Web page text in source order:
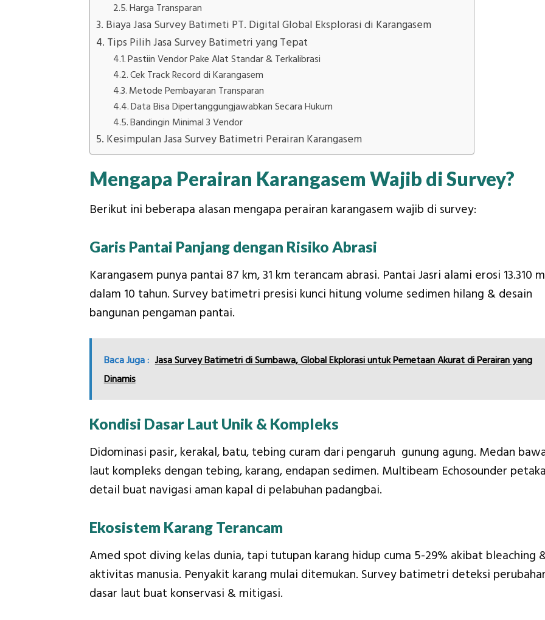
Harga Transparan
Biaya Jasa Survey Batimeti PT. Digital Global Eksplorasi di Karangasem
Tips Pilih Jasa Survey Batimetri yang Tepat
Pastiin Vendor Pake Alat Standar & Terkalibrasi
Cek Track Record di Karangasem
Metode Pembayaran Transparan
Data Bisa Dipertanggungjawabkan Secara Hukum
Bandingin Minimal 3 Vendor
Kesimpulan Jasa Survey Batimetri Perairan Karangasem
Mengapa Perairan Karangasem Wajib di Survey?
Berikut ini beberapa alasan mengapa perairan karangasem wajib di survey:
Garis Pantai Panjang dengan Risiko Abrasi
Karangasem punya pantai 87 km, 31 km terancam abrasi. Pantai Jasri alami erosi 13.310
dalam 10 tahun. Survey batimetri presisi kunci hitung volume sedimen hilang & desain
bangunan pengaman pantai.
Baca Juga : Jasa Survey Batimetri di Sumbawa, Global Ekplorasi untuk Pemetaan Akurat di Perairan yang
Dinamis
Kondisi Dasar Laut Unik & Kompleks
Didominasi pasir, kerakal, batu, tebing curam dari pengaruh gunung agung. Medan
laut kompleks dengan tebing, karang, endapan sedimen. Multibeam Echosounder
detail buat navigasi aman kapal di pelabuhan padangbai.
Ekosistem Karang Terancam
Amed spot diving kelas dunia, tapi tutupan karang hidup cuma 5-29% akibat bleaching
aktivitas manusia. Penyakit karang mulai ditemukan. Survey batimetri deteksi
dasar laut buat konservasi & mitigasi.